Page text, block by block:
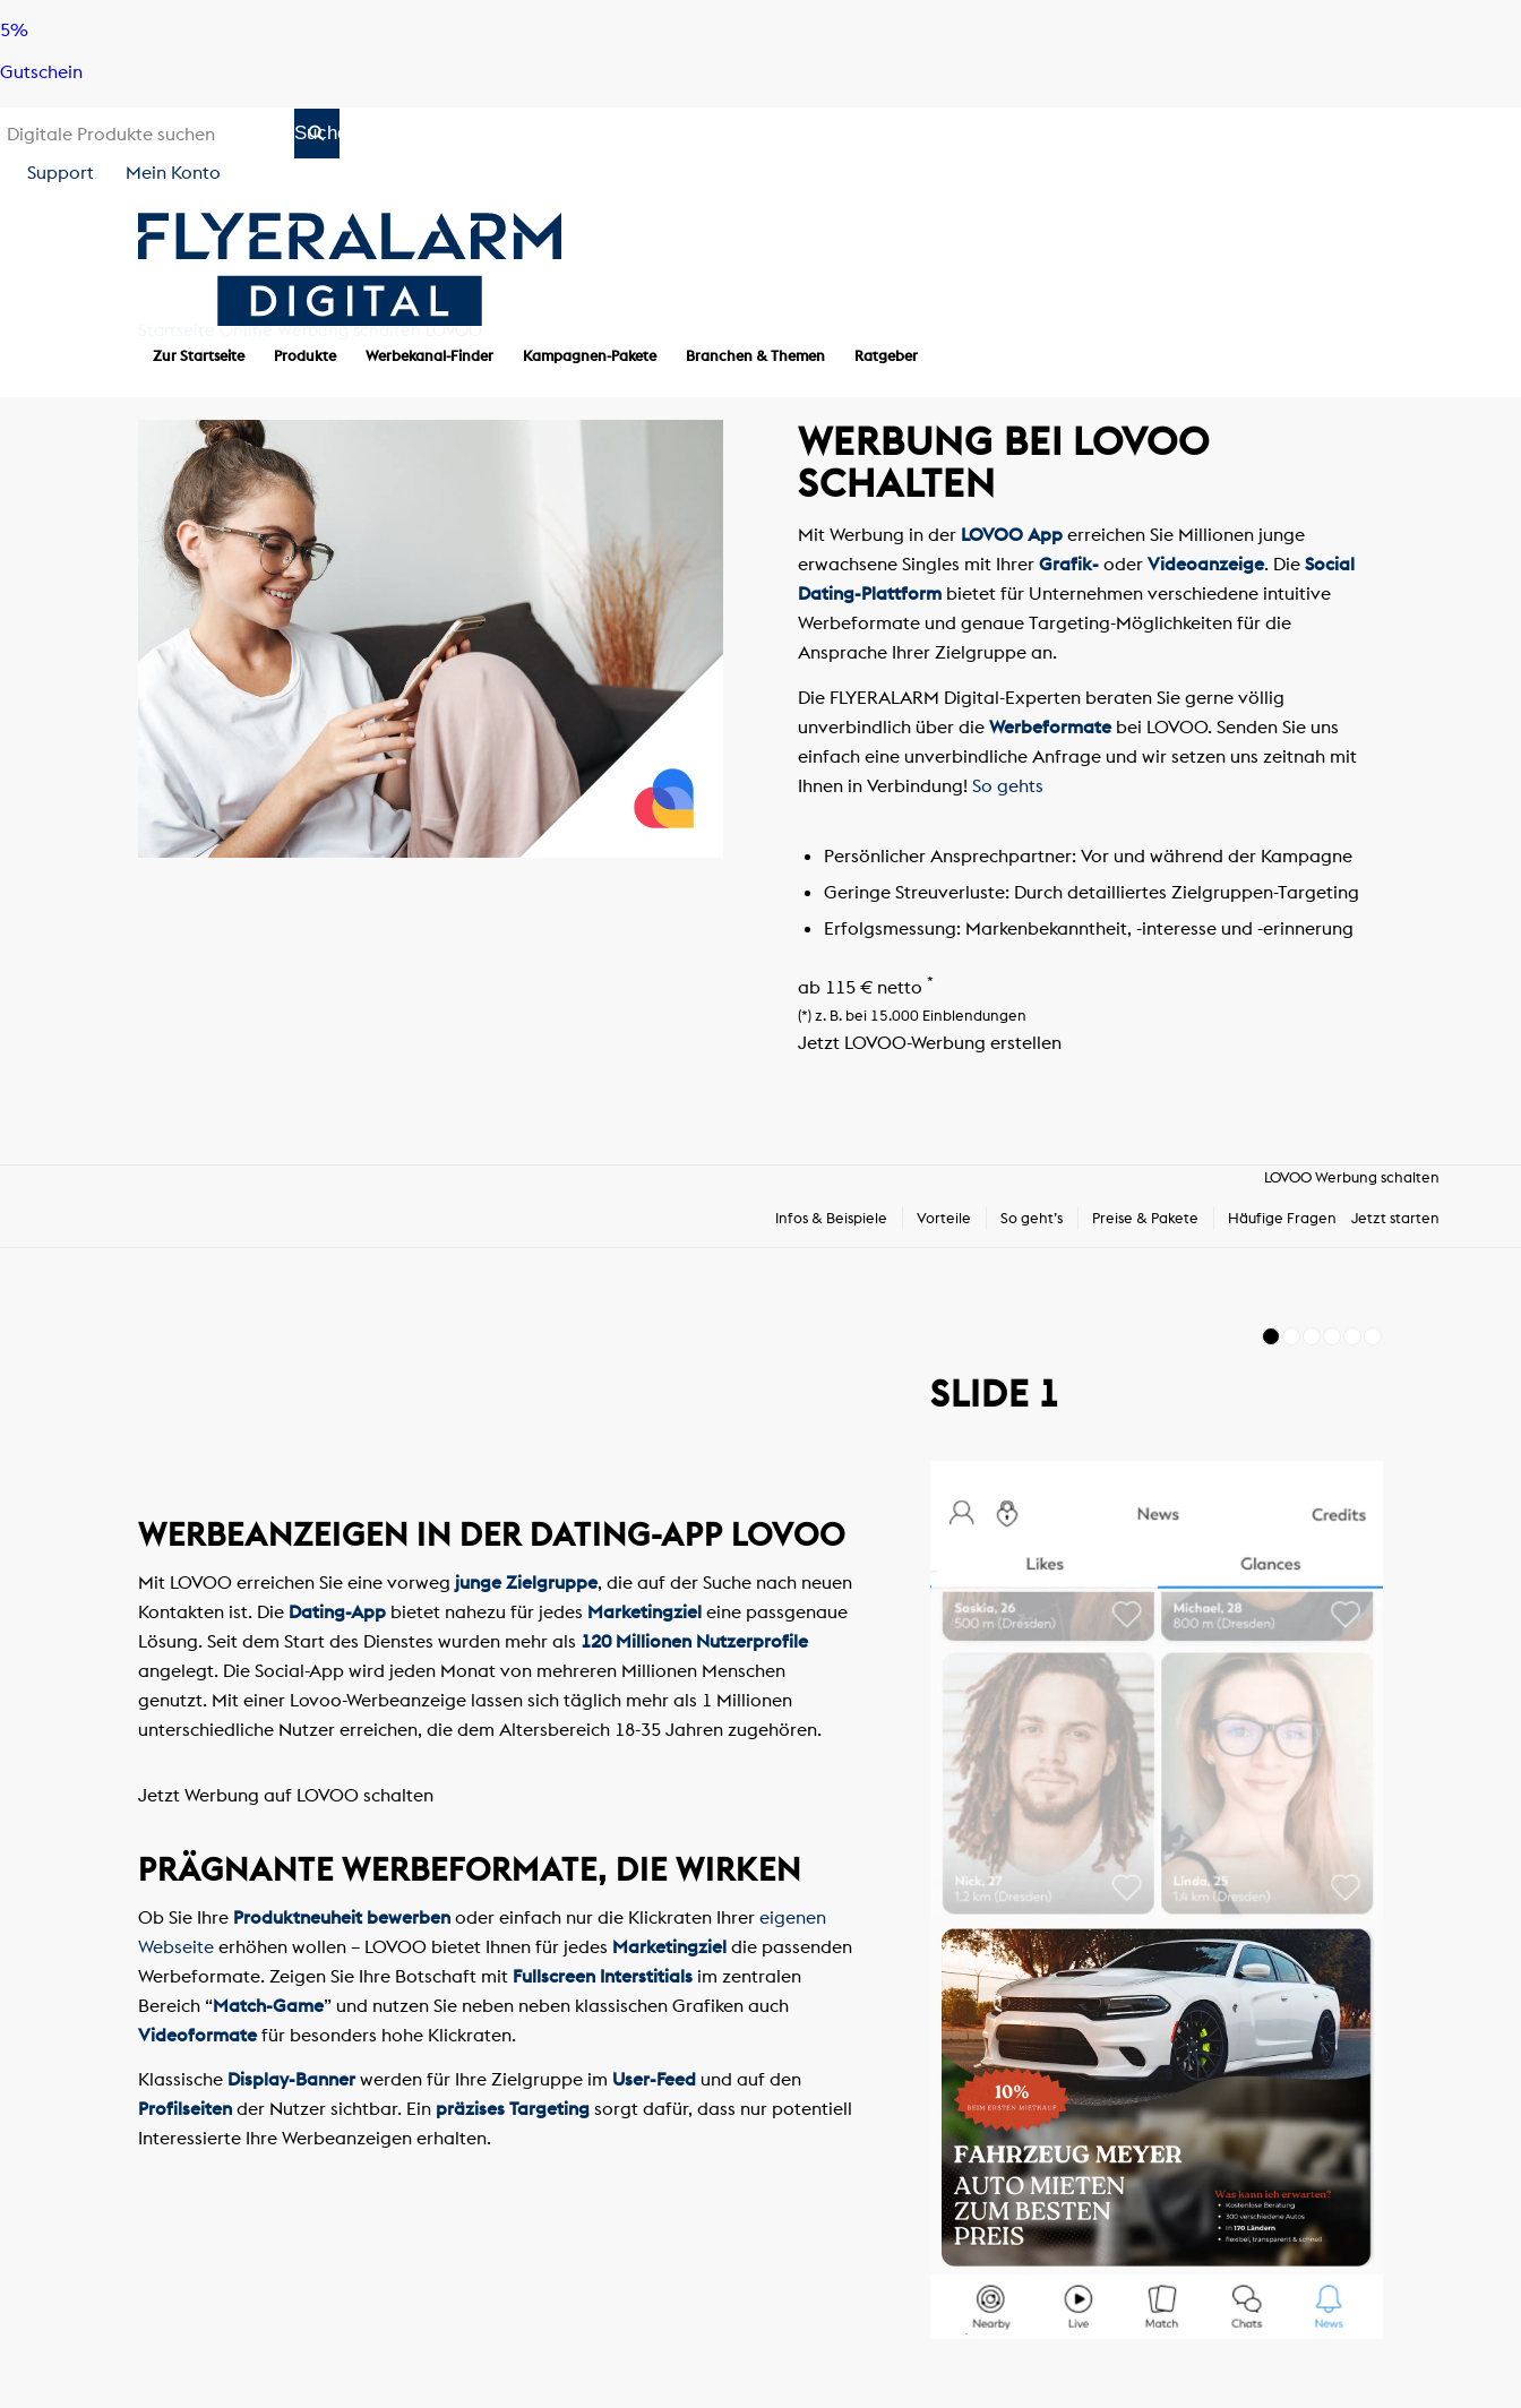
Skip
content
Skip
navigation
5%
Gutschein
Support Mein Konto
Zur Startseite Produkte Werbekanal-Finder Kampagnen-Pakete Branchen & Themen Ratgeber
Online Werbung schalten LOVOO
WERBUNG BEI LOVOO
SCHALTEN
Mit Werbung in der LOVOO App erreichen Sie Millionen junge
erwachsene Singles mit Ihrer Grafik- oder Videoanzeige. Die Social
Dating-Plattform bietet für Unternehmen verschiedene intuitive
Werbeformate und genaue Targeting-Möglichkeiten für die
Ansprache Ihrer Zielgruppe an.
Die FLYERALARM Digital-Experten beraten Sie gerne völlig
unverbindlich über die Werbeformatebei LOVOO. Senden Sie uns
einfach eine unverbindliche Anfrage und wir setzen uns zeitnah mit
Ihnen in Verbindung! So gehts
Persönlicher Ansprechpartner: Vor und während der Kampagne
Geringe Streuverluste: Durch detailliertes Zielgruppen-Targeting
Erfolgsmessung: Markenbekanntheit, -interesse und -erinnerung
ab 115 € netto *
(*) z. B. bei 15.000 Einblendungen
Jetzt LOVOO-Werbung erstellen
LOVOO Werbung schalten
Infos & Beispiele Vorteile So geht’s Preise & Pakete Häufige Fragen Jetzt starten
WERBEANZEIGEN IN DER DATING-APP LOVOO
Mit LOVOO erreichen Sie eine vorweg junge Zielgruppe, die auf der Suche nach neuen
Kontakten ist. Die Dating-App bietet nahezu für jedes Marketingziel eine passgenaue
Lösung. Seit dem Start des Dienstes wurden mehr als 120 Millionen Nutzerprofile
angelegt. Die Social-App wird jeden Monat von mehreren Millionen Menschen
genutzt. Mit einer Lovoo-Werbeanzeige lassen sich täglich mehr als 1 Millionen
unterschiedliche Nutzer erreichen, die dem Altersbereich 18-35 Jahren zugehören.
Jetzt Werbung auf LOVOO schalten
PRÄGNANTE WERBEFORMATE, DIE WIRKEN
Ob Sie Ihre Produktneuheit bewerben oder einfach nur die Klickraten Ihrer eigenen
Webseite erhöhen wollen – LOVOO bietet Ihnen für jedes Marketingziel die passenden
Werbeformate. Zeigen Sie Ihre Botschaft mit Fullscreen Interstitials im zentralen
Bereich “Match-Game” und nutzen Sie neben neben klassischen Grafiken auch
Videoformatefür besonders hohe Klickraten.
Klassische Display-Bannerwerden für Ihre Zielgruppe im User-Feed und auf den
Profilseiten der Nutzer sichtbar. Ein präzises Targeting sorgt dafür, dass nur potentiell
Interessierte Ihre Werbeanzeigen erhalten.